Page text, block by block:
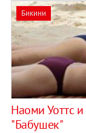
Бикини
Наоми Уоттс
"Бабушек"